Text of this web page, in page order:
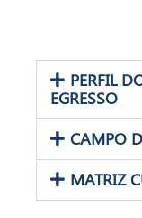
PERFIL
EGRESSO
CAMPO
MATRIZ